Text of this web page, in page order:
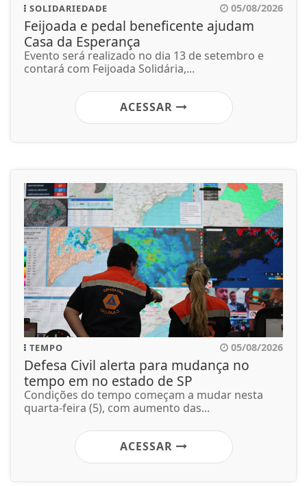
SOLIDARIEDADE 05/08/2026
Feijoada e pedal beneficente ajudam
Casa da Esperança
Evento será realizado no dia 13 de setembro e
contará com Feijoada Solidária,...
ACESSAR
TEMPO 05/08/2026
Defesa Civil alerta para mudança no
tempo em no estado de SP
Condições do tempo começam a mudar nesta
quarta-feira (5), com aumento das...
ACESSAR